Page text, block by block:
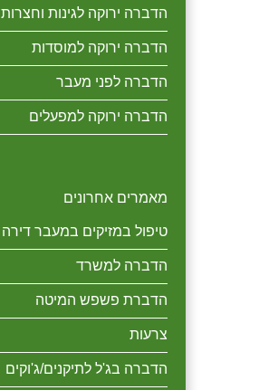
הדברה ירוקה לגינות וחצרות
הדברה ירוקה למוסדות
הדברה לפני מעבר
הדברה ירוקה למפעלים
מאמרים אחרונים
טיפול במזיקים במעבר דירה
הדברה למשרד
הדברת פשפש המיטה
צרעות
הדברה בג'ל לתיקנים/ג'וקים